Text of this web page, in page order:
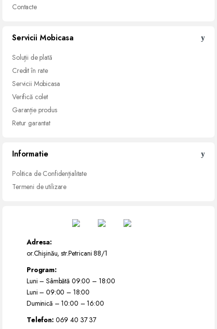
Contacte
Servicii Mobicasa
Soluții deplată
Creditîn rate
Servicii Mobicasa
Verifică colet
Garanțieprodus
Retur garantat
Informatie
Politica de Confidențialitate
Termeni de utilizare
Adresa:
or.Chișinău, str.Petricani 88/1
Program:
Luni – Sâmbătă 09:00 – 18:00
Luni – 09:00 – 18:00
Duminică – 10:00 – 16:00
Telefon: 069 40 37 37